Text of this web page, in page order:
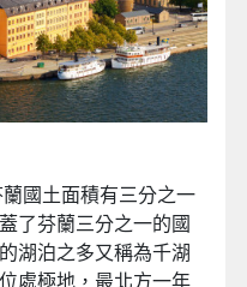
國土面積有三分之一
了芬蘭三分之一的國
湖泊之多又稱為千湖
處極地，最北方一年